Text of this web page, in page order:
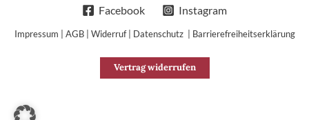
Facebook Instagram
Impressum AGB| Widerruf| Datenschutz Barrierefreiheitserklärung
Vertrag widerrufen